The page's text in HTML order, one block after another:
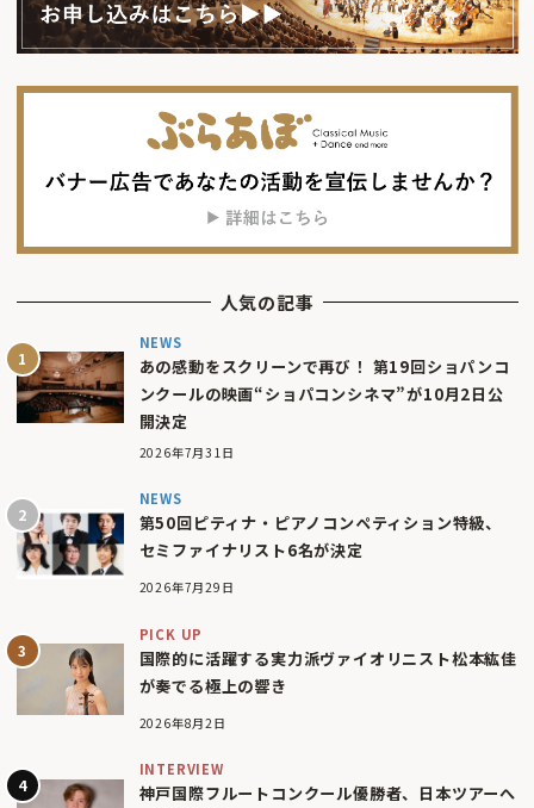
人気の記事
NEWS
あの感動をスクリーンで再び！ 第19回ショパンコ
ンクールの映画“ショパコンシネマ”が10月2日公
開決定
2026年7月31日
NEWS
第50回ピティナ・ピアノコンペティション特級、
セミファイナリスト6名が決定
2026年7月29日
PICK UP
国際的に活躍する実力派ヴァイオリニスト松本紘佳
が奏でる極上の響き
2026年8月2日
INTERVIEW
神戸国際フルートコンクール優勝者、日本ツアーへ